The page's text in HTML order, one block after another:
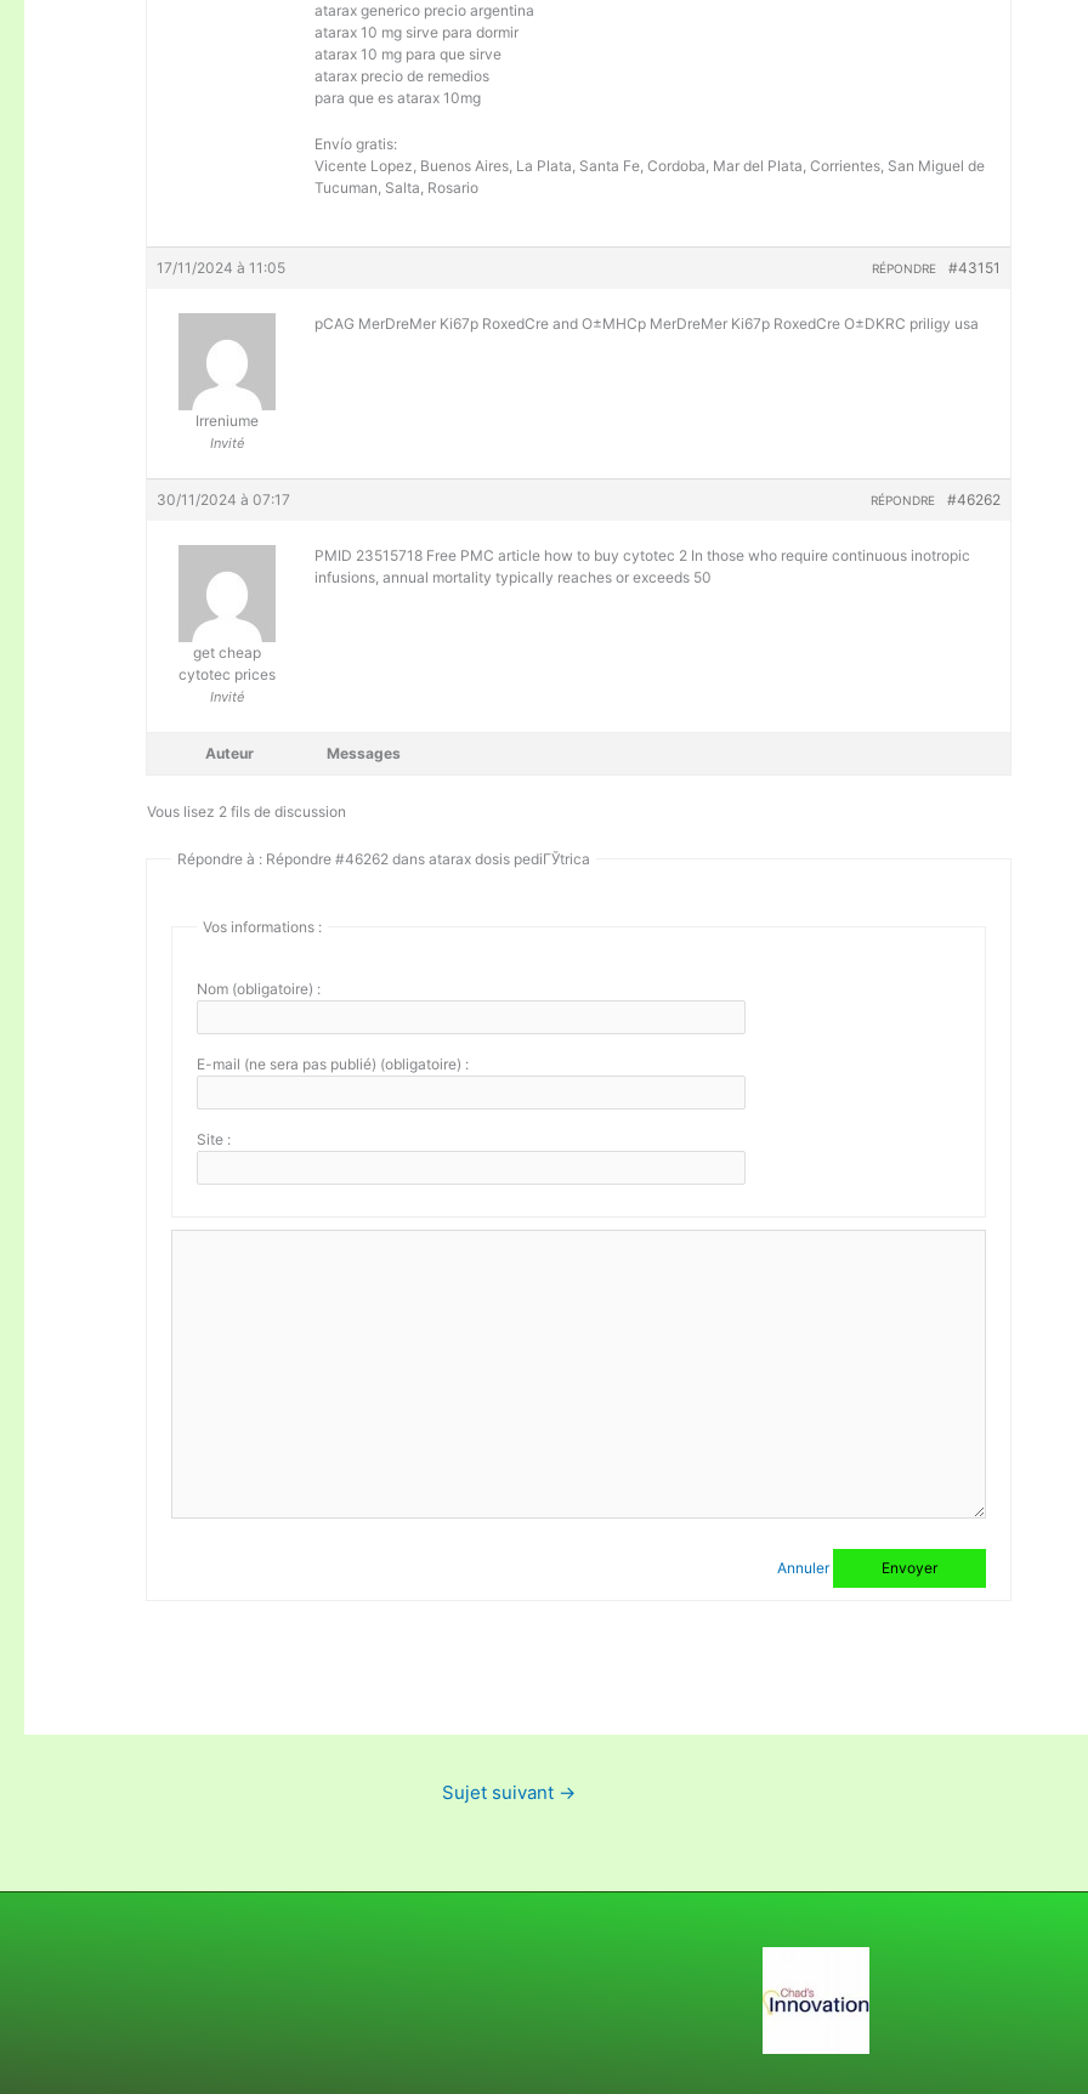
atarax generico precio argentina
atarax 10 mg sirve para dormir
atarax 10 mg para que sirve
atarax precio de remedios
para que es atarax 10mg
Envío gratis:
Vicente Lopez, Buenos Aires, La Plata, Santa Fe, Cordoba, Mar del Plata, Corrientes, San Miguel de
Tucuman, Salta, Rosario
17/11/2024 à 11:05 #43151
RÉPONDRE
Irreniume
Invité
pCAG MerDreMer Ki67p RoxedCre and О±MHCp MerDreMer Ki67p RoxedCre О±DKRC priligy usa
30/11/2024 à 07:17 #46262
RÉPONDRE
get cheap
cytotec prices
Invité
PMID 23515718 Free PMC article how to buy cytotec 2 In those who require continuous inotropic
infusions, annual mortality typically reaches or exceeds 50
Auteur Messages
Vous lisez 2 fils de discussion
Répondre à : Répondre #46262 dans atarax dosis pediГЎtrica
Vos informations :
Nom (obligatoire) :
E-mail (ne sera pas publié) (obligatoire) :
Site :
Annuler Envoyer
Sujet suivant →